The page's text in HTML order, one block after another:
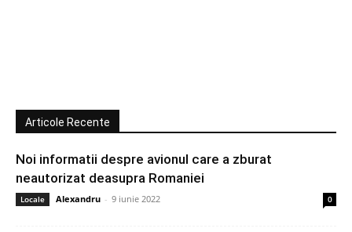
Articole Recente
Noi informatii despre avionul care a zburat
neautorizat deasupra Romaniei
Locale Alexandru - 9 iunie 2022 0